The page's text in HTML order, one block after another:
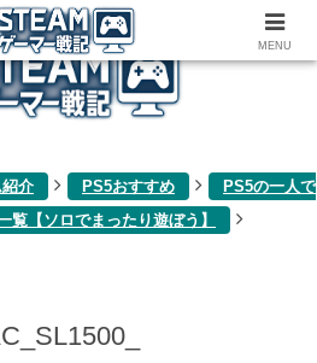
ム関連雑記ブログ
介 PS5おすすめ
PS5の一人で
覧【ソロでまったり遊ぼう】
MENU